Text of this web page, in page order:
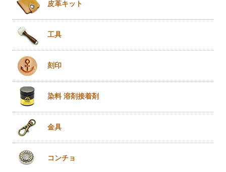
皮革キット
工具
刻印
染料 溶剤接着剤
金具
コンチョ